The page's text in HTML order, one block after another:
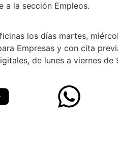
a la sección Empleos.
los días martes,
Empresas y con cita
de lunes a viernes de